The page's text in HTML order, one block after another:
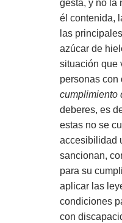
gesta, y no la
él contenida,
las
azúcar de
situación que
personas con
cumplimiento
deberes, es
estas no se
accesibilidad
sancionan,
para su
aplicar las
condiciones
con